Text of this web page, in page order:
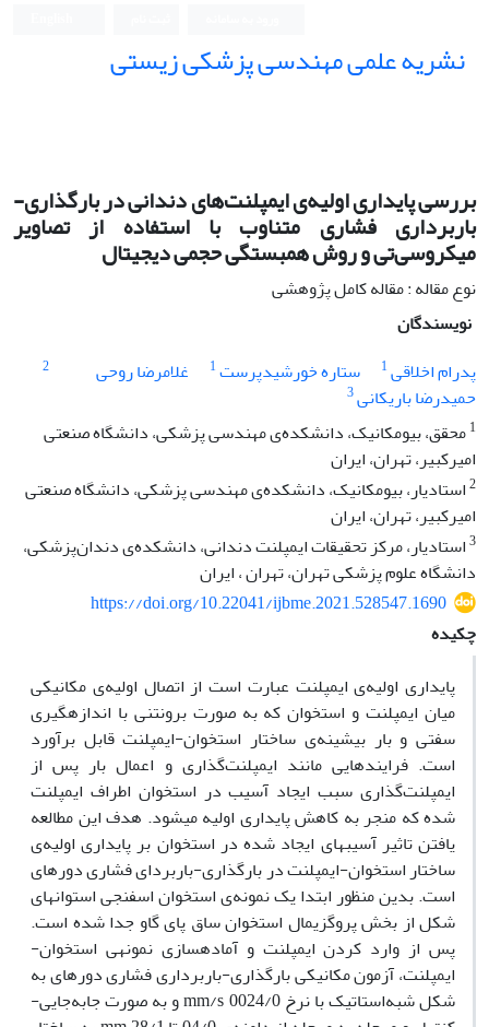
نشریه علمی مهندسی پزشکی زیستی
بررسی پایداری اولیه‌ی ایمپلنت‌های دندانی در بارگذاری-
باربرداری فشاری متناوب با استفاده از تصاویر
میکروسی‌تی و روش همبستگی حجمی دیجیتال
نوع مقاله : مقاله کامل پژوهشی
نویسندگان
پدرام اخلاقی1 ستاره خورشیدپرست1 غلامرضا روحی 2
حمیدرضا باریکانی3
1محقق، بیومکانیک، دانشکده‌ی مهندسی پزشکی، دانشگاه صنعتی
امیرکبیر، تهران، ایران
2استادیار، بیومکانیک، دانشکده‌ی مهندسی پزشکی، دانشگاه صنعتی
امیرکبیر، تهران، ایران
3استادیار، مرکز تحقیقات ایمپلنت دندانی، دانشکده‌ی دندان‌پزشکی،
دانشگاه علوم پزشکی تهران، تهران ، ایران
https://doi.org/10.22041/ijbme.2021.528547.1690
چکیده
پایداری اولیه‌ی ایمپلنت عبارت است از اتصال اولیه‌ی مکانیکی
میان ایمپلنت و استخوان که به صورت برون­تنی با اندازه­گیری
سفتی و بار بیشینه‌ی ساختار استخوان-ایمپلنت قابل برآورد
است. فرایندهایی مانند ایمپلنت‌گذاری و اعمال بار پس از
ایمپلنت‌گذاری سبب ایجاد آسیب در استخوان اطراف ایمپلنت
شده که منجر به کاهش پایداری اولیه می­شود. هدف این مطالعه
یافتن تاثیر آسیب­های ایجاد شده در استخوان بر پایداری اولیه‌ی
ساختار استخوان-ایمپلنت در بارگذاری-باربردای فشاری دوره­ای
است. بدین منظور ابتدا یک نمونه‌ی استخوان اسفنجی استوانه­ای
شکل از بخش پروگزیمال استخوان ساق پای گاو جدا شده است.
پس از وارد کردن ایمپلنت و آماده­سازی نمونه­ی استخوان-
ایمپلنت، آزمون مکانیکی بارگذاری-باربرداری فشاری دوره­ای به
شکل شبه‌استاتیک با نرخ 0024/0 mm/s و به صورت جابه‌جایی-